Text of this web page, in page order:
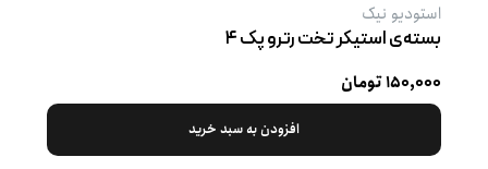
استودیو نیک
بسته‌ی استیکر تخت رترو پک ۴
۱۵۰,۰۰۰ تومان
افزودن به سبد خرید